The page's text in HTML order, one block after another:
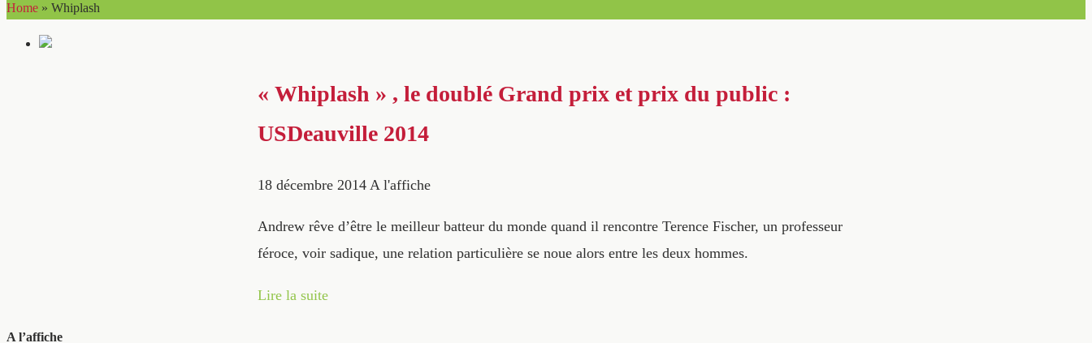
Home » Whiplash
« Whiplash » , le doublé Grand prix et prix du public :
USDeauville 2014
18 décembre 2014 A l'affiche
Andrew rêve d’être le meilleur batteur du monde quand il rencontre Terence Fischer, un professeur
féroce, voir sadique, une relation particulière se noue alors entre les deux hommes.
Lire la suite
A l’affiche